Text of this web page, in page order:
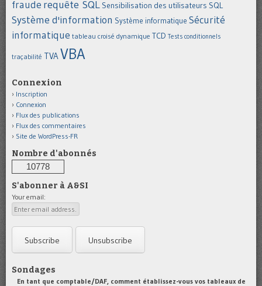
fraude requête SQL Sensibilisation des utilisateurs SQL
Système d'information Système informatique Sécurité
informatique tableau croisé dynamique TCD Tests conditionnels
traçabilité TVAVBA
Connexion
Inscription
Connexion
Flux des publications
Flux des commentaires
Site de WordPress-FR
Nombre d'abonnés
10778
S'abonner à A&SI
Your email:
Sondages
En tant que comptable/DAF, comment établissez-vous vos tableaux de